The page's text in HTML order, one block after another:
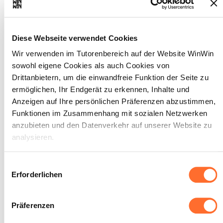
Diese Webseite verwendet Cookies
Wir verwenden im Tutorenbereich auf der Website WinWin
sowohl eigene Cookies als auch Cookies von
Drittanbietern, um die einwandfreie Funktion der Seite zu
ermöglichen, Ihr Endgerät zu erkennen, Inhalte und
Anzeigen auf Ihre persönlichen Präferenzen abzustimmen,
Funktionen im Zusammenhang mit sozialen Netzwerken
anzubieten und den Datenverkehr auf unserer Website zu
analysieren.
akzeptieren, ablehnen oder konfigurieren. Davon
ausgenommen sind Cookies, die für die Funktion der
Website unbedingt erforderlich sind. Eine Beschreibung der
verschiedenen Cookies finden sie oben unter „Details“.
Erforderlichen
Präferenzen
Lage, schriftlich mit
Mitarbeitern, Kunden und
Lieferanten im Betrieb zu
kommunizieren und moderne
Technologien fachgerecht zu
nutzen.
Maximale Punktzahl: 18
Die betrieblichen Kommunikationsmittel
Die betrieblichen Regelungen im Umgang
mit modernen Technologien sind bekannt